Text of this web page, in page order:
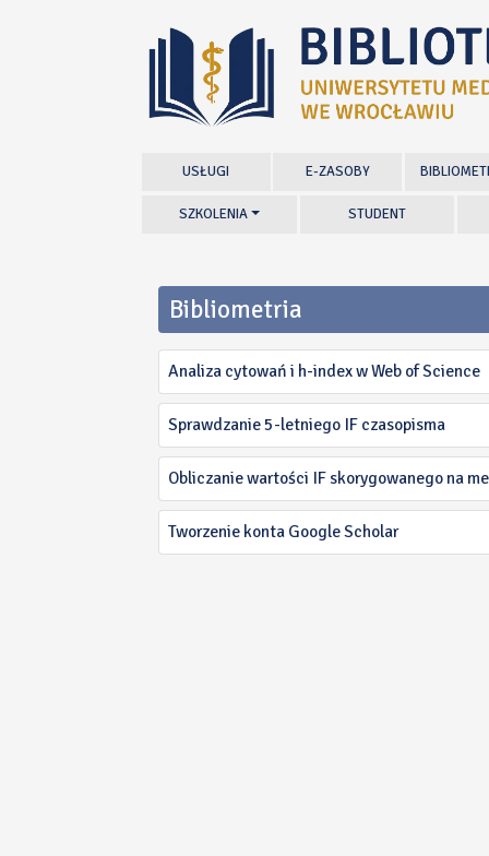
USŁUGI E-ZASOBY
SZKOLENIA STUDENT
Bibliometria
Analiza cytowań i h-index w Web of Science
Sprawdzanie 5-letniego IF czasopisma
Obliczanie wartości IF skorygowanego na
Tworzenie konta Google Scholar